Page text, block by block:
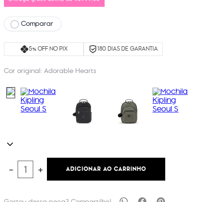
Comparar
5% OFF NO PIX 180 DIAS DE GARANTIA
Cor original: Adorable Hearts
＋
－ ADICIONAR AO CARRINHO